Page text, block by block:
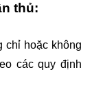
thủ:
chỉ hoặc không
các quy định